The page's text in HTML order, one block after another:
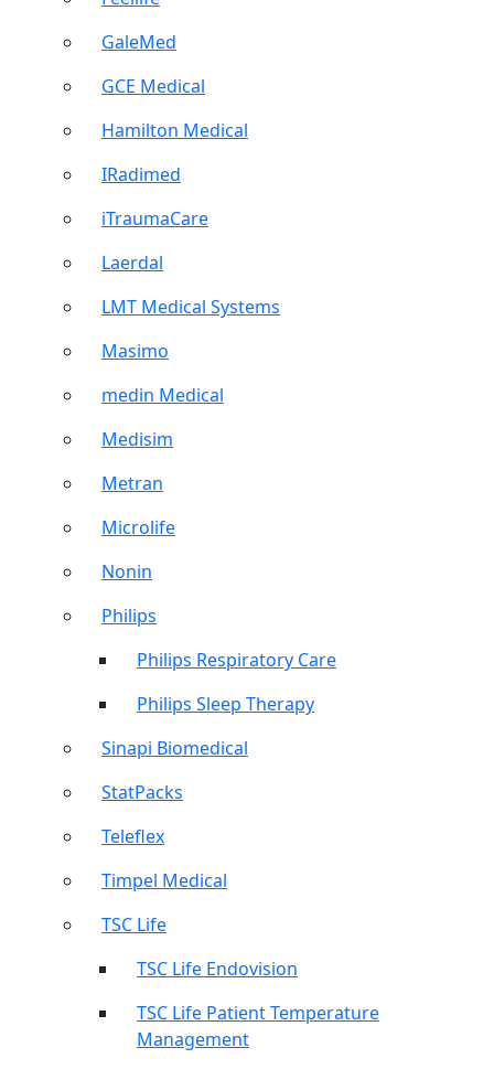
GaleMed
GCE Medical
Hamilton Medical
IRadimed
iTraumaCare
Laerdal
LMT Medical Systems
Masimo
medin Medical
Medisim
Metran
Microlife
Nonin
Philips
Philips Respiratory Care
Philips Sleep Therapy
Sinapi Biomedical
StatPacks
Teleflex
Timpel Medical
TSC Life
TSC Life Endovision
TSC Life Patient Temperature
Management